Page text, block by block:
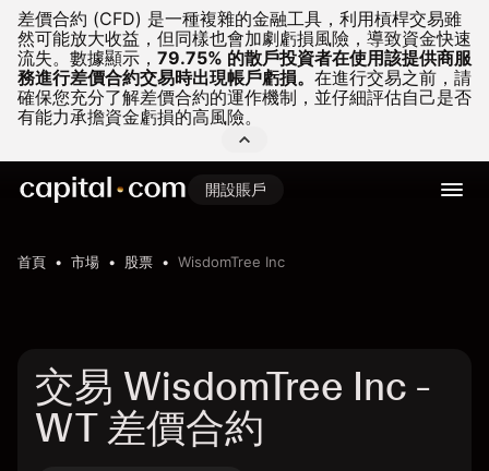
差價合約 (CFD) 是一種複雜的金融工具，利用槓桿交易雖
然可能放大收益，但同樣也會加劇虧損風險，導致資金快速
流失。 數據顯示， 79.75% 的散戶投資者在使用該提供商服
務進行差價合約交易時出現帳戶虧損。 在進行交易之前，請
確保您充分了解差價合約的運作機制，並仔細評估自己是否
有能力承擔資金虧損的高風險。
開設賬戶
首頁 市場 股票 WisdomTree Inc
交易 WisdomTree Inc -
WT 差價合約